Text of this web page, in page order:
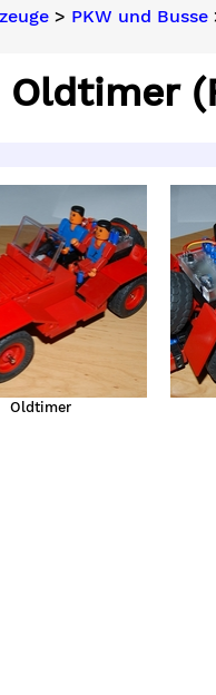
> PKW und Busse
Oldtimer
Oldtimer